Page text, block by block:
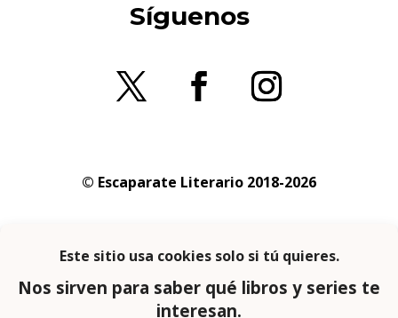
Síguenos
© Escaparate Literario 2018-2026
privacidad